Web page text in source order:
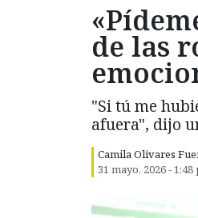
de las
"Si tú me
afuera", dijo
Camila Olivares
31 mayo, 2026 - 1:48